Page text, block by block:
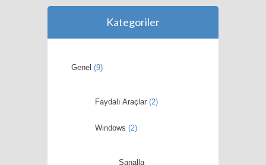
Kategoriler
Genel (9)
Faydalı Araçlar (2)
Windows (2)
Sanalla